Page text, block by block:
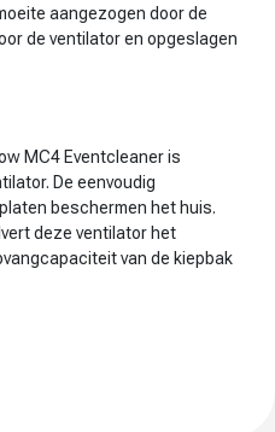
aangezogen door de
de ventilator en opgeslagen
MC4 Eventcleaner is
De eenvoudig
beschermen het huis.
deze ventilator het
van de kiepbak